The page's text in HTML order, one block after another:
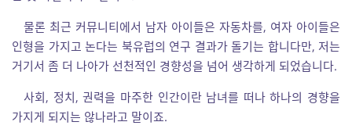
물론 최근 커뮤니티에서 남자 아이들은 자동차를, 여자 아이들은
인형을 가지고 논다는 북유럽의 연구 결과가 돌기는 합니다만, 저는
거기서 좀 더 나아가 선천적인 경향성을 넘어 생각하게 되었습니다.
사회, 정치, 권력을 마주한 인간이란 남녀를 떠나 하나의 경향을
가지게 되지는 않나라고 말이죠.